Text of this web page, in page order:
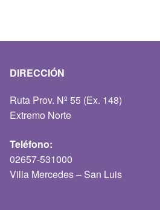
DIRECCIÓN
Ruta Prov. Nº 55 (Ex. 148)
Extremo Norte
Teléfono:
02657-531000
Villa Mercedes – San Luis